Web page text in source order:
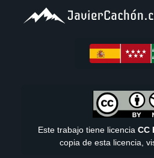
Este trabajo tiene licencia CC
copia de esta licencia,